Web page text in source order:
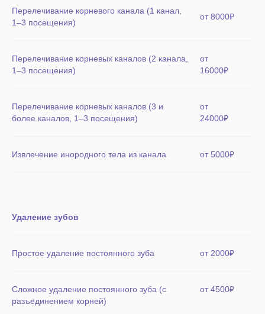
Перелечивание корневого канала (1 канал,
1–3 посещения)
от 8000₽
Перелечивание корневых каналов (2 канала,
1–3 посещения)
от
16000₽
Перелечивание корневых каналов (3 и
более каналов, 1–3 посещения)
от
24000₽
Извлечение инородного тела из канала от 5000₽
Удаление зубов
Простое удаление постоянного зуба от 2000₽
Сложное удаление постоянного зуба (с
разъединением корней)
от 4500₽